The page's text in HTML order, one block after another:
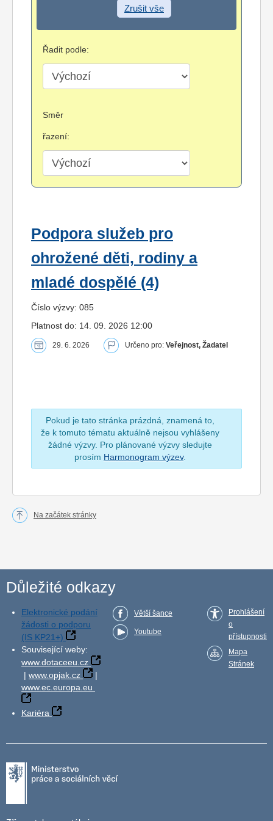
Zrušit vše
Řadit podle:
Směr
řazení:
Podpora služeb pro
ohrožené děti, rodiny a
mladé dospělé (4)
Číslo výzvy: 085
Platnost do: 14. 09. 2026 12:00
29. 6. 2026 Určeno pro: Veřejnost, Žadatel
Pokud je tato stránka prázdná, znamená to,
že k tomuto tématu aktuálně nejsou vyhlášeny
žádné výzvy. Pro plánované výzvy sledujte
prosím Harmonogram výzev.
Na začátek stránky
Důležité odkazy
Elektronické podání
žádosti o podporu
(IS KP21+)
Související weby:
www.dotaceeu.cz
| www.opjak.cz
|
www.ec.europa.eu
Kariéra
Větší šance
Youtube
Prohlášení
o
přístupnosti
Mapa
Stránek